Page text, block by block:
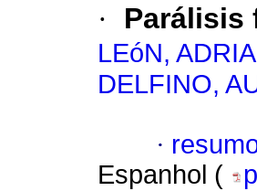
· Parálisis
LEóN,
DELFINO,
·
Espanhol (